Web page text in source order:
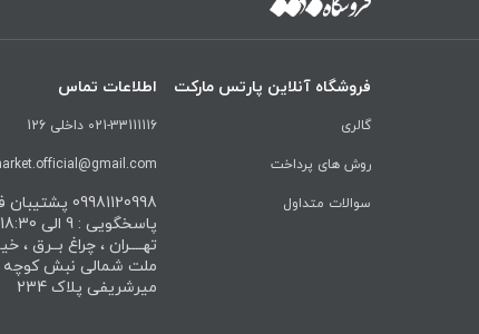
فروشگاه آنلاین پارتس مارکت
گالری
روش های پرداخت
سوالات متداول
اطلاعات تماس
021-33111116 داخلی 126
09981120998
پاسخگویی : 9 الی 18:30
تهــــران ، چراغ بــرق ،
ملت شمالی نبش کوچه
میرشریفی پلاک 234